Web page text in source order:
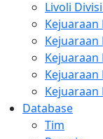
Livoli
Kejuaraan
Kejuaraan
Kejuaraan
Kejuaraan
Kejuaraan
Database
Tim